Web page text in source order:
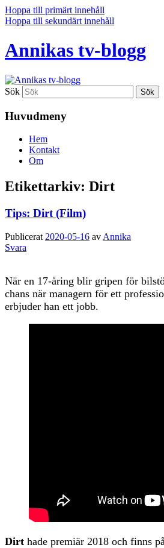
Hoppa till primärt innehåll
Hoppa till sekundärt innehåll
Annikas tv-blogg
Sök
Huvudmeny
Hem
Kontakt
Om
Etikettarkiv: Dirt
Tips: Dirt (Film)
Publicerat 2020-05-16 av Annika
Svara
När en 17-åring blir gripen för
chans när managern för ett
erbjuder han ett jobb.
Dirt hade premiär 2018 och finns på